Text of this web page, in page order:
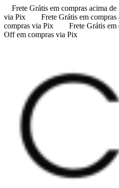
Frete Grátis em compras acima
via Pix
Frete Grátis em
compras via Pix
Frete Grátis
Off em compras via Pix